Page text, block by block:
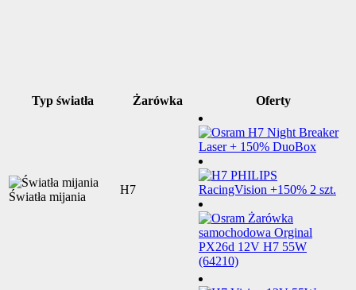
Typ światła Żarówka Oferty
Światła mijania
H7